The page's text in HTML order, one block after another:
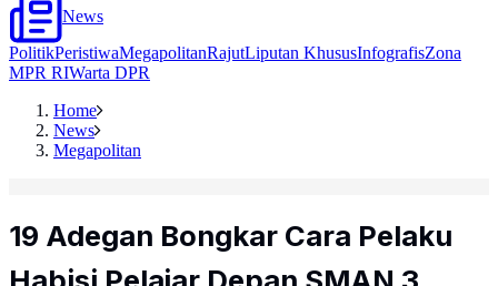
News
PolitikPeristiwaMegapolitanRajutLiputan KhususInfografisZona
MPR RIWarta DPR
Home
News
Megapolitan
19 Adegan Bongkar Cara Pelaku